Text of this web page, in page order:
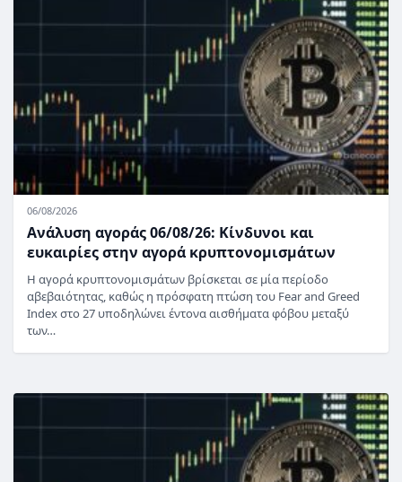
06/08/2026
Ανάλυση αγοράς 06/08/26: Κίνδυνοι και
ευκαιρίες στην αγορά κρυπτονομισμάτων
Η αγορά κρυπτονομισμάτων βρίσκεται σε μία περίοδο
αβεβαιότητας, καθώς η πρόσφατη πτώση του Fear and Greed
Index στο 27 υποδηλώνει έντονα αισθήματα φόβου μεταξύ
των…